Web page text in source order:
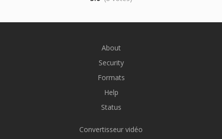
About
Security
Formats
Help
Status
Convertisseur vidéo